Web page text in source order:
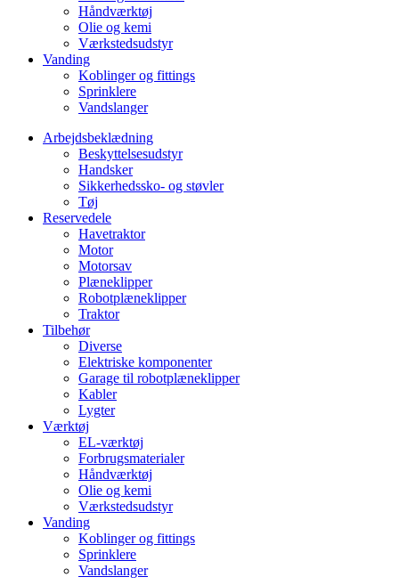
Håndværktøj
Olie og kemi
Værkstedsudstyr
Vanding
Koblinger og fittings
Sprinklere
Vandslanger
Arbejdsbeklædning
Beskyttelsesudstyr
Handsker
Sikkerhedssko- og støvler
Tøj
Reservedele
Havetraktor
Motor
Motorsav
Plæneklipper
Robotplæneklipper
Traktor
Tilbehør
Diverse
Elektriske komponenter
Garage til robotplæneklipper
Kabler
Lygter
Værktøj
EL-værktøj
Forbrugsmaterialer
Håndværktøj
Olie og kemi
Værkstedsudstyr
Vanding
Koblinger og fittings
Sprinklere
Vandslanger